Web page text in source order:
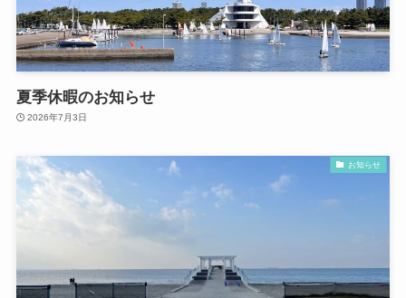
夏季休暇のお知らせ
2026年7月3日
お知らせ